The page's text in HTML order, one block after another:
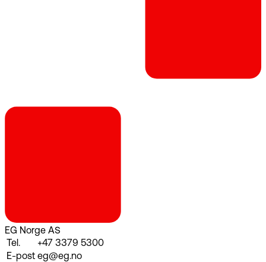
EG Norge AS
Tel.
+47 3379 5300
E-post eg@eg.no